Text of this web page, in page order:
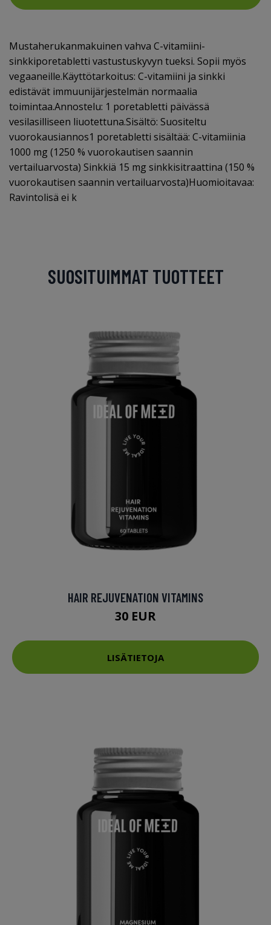
Mustaherukanmakuinen vahva C-vitamiini-
sinkkiporetabletti vastustuskyvyn tueksi. Sopii myös
vegaaneille.Käyttötarkoitus: C-vitamiini ja sinkki
edistävät immuunijärjestelmän normaalia
toimintaa.Annostelu: 1 poretabletti päivässä
vesilasilliseen liuotettuna.Sisältö: Suositeltu
vuorokausiannos1 poretabletti sisältää: C-vitamiinia
1000 mg (1250 % vuorokautisen saannin
vertailuarvosta) Sinkkiä 15 mg sinkkisitraattina (150 %
vuorokautisen saannin vertailuarvosta)Huomioitavaa:
Ravintolisä ei k
SUOSITUIMMAT TUOTTEET
HAIR REJUVENATION VITAMINS
30 EUR
LISÄTIETOJA